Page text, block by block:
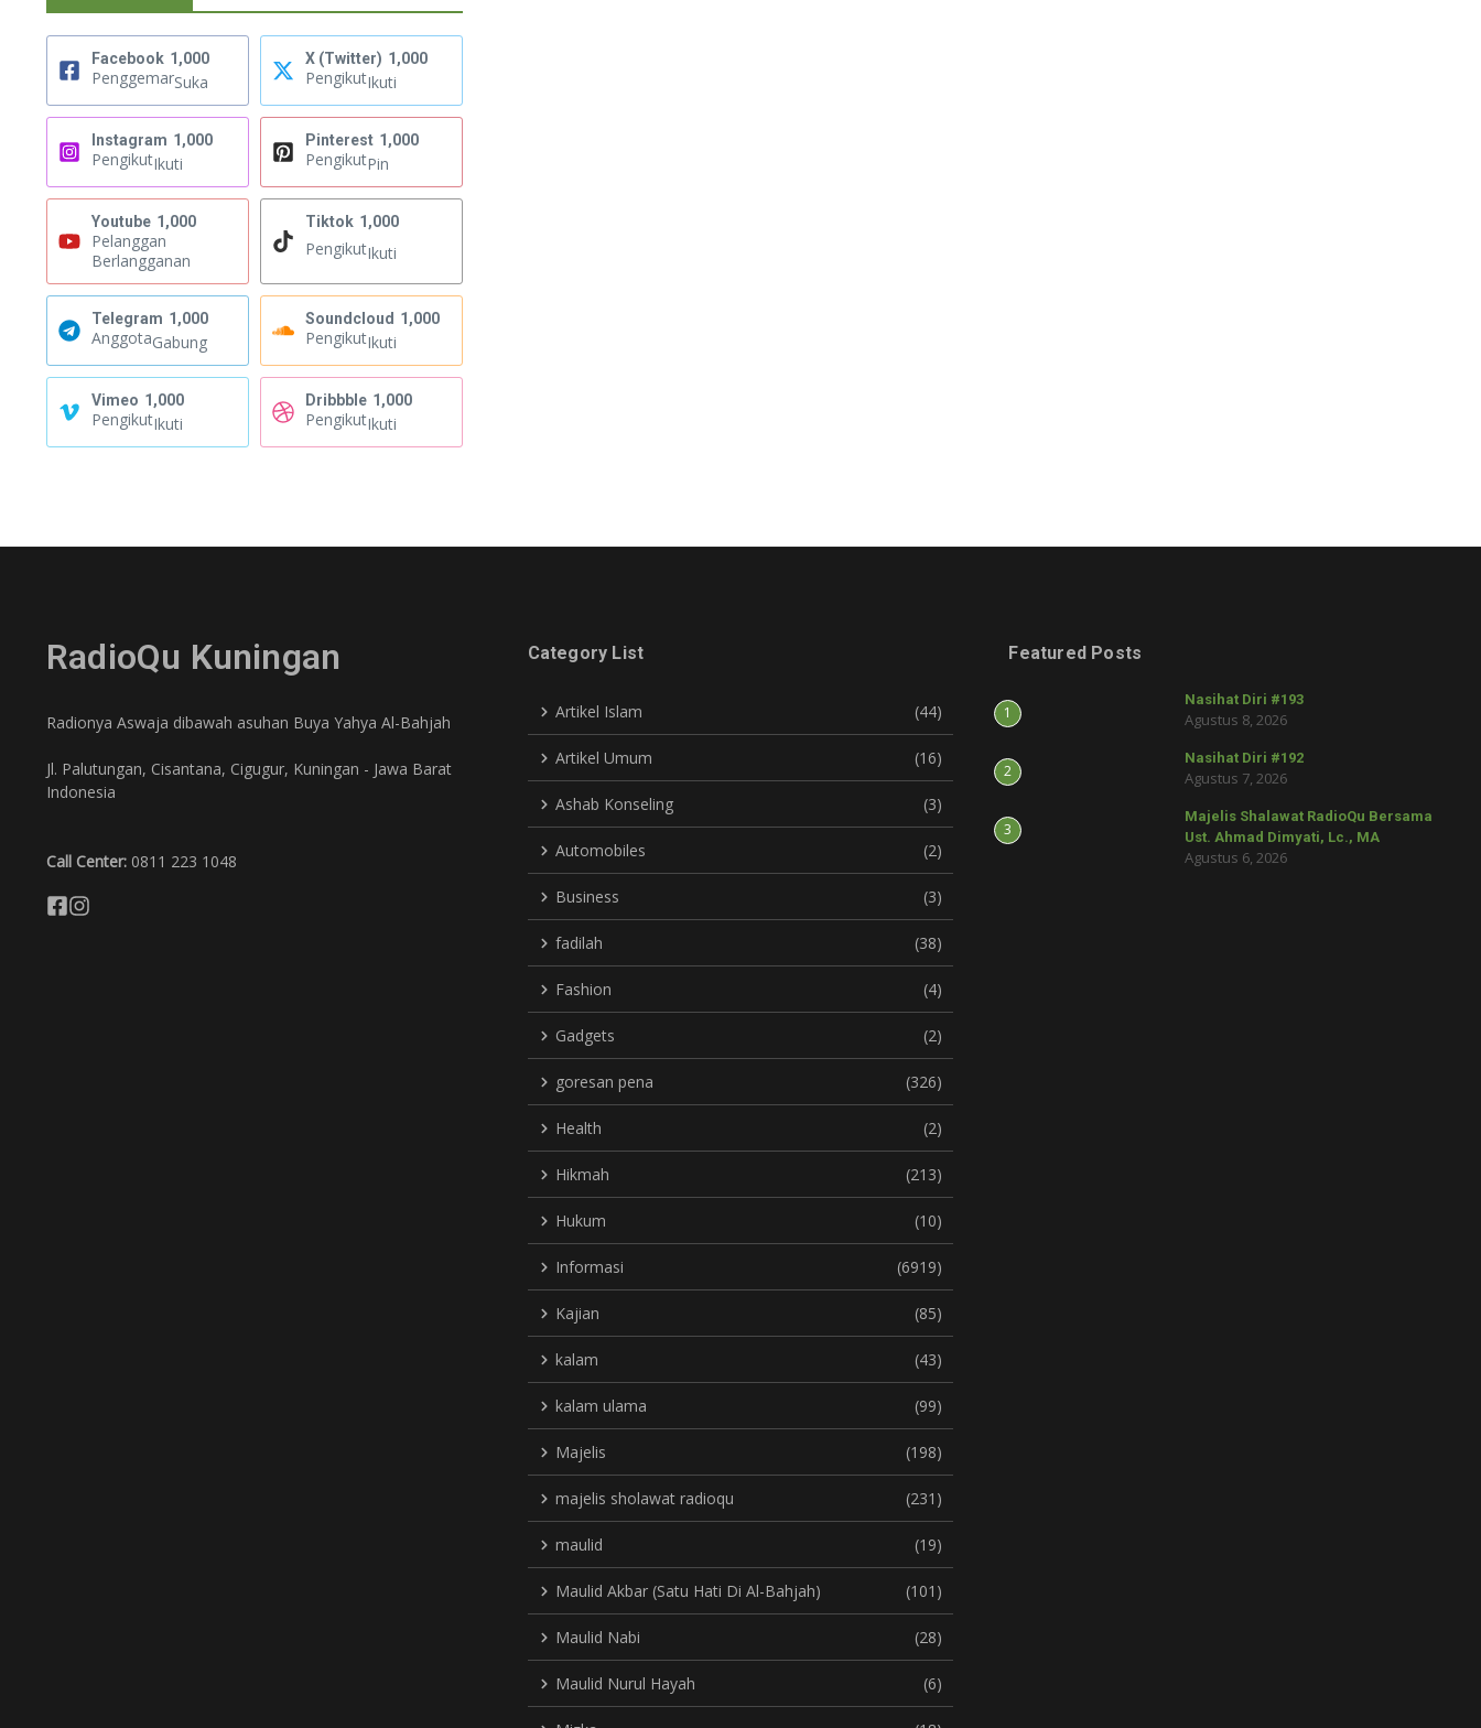
Facebook 1,000
PenggemarSuka
X (Twitter) 1,000
PengikutIkuti
Instagram 1,000
PengikutIkuti
Pinterest 1,000
PengikutPin
Youtube 1,000
Pelanggan
Berlangganan
Tiktok 1,000
PengikutIkuti
Telegram 1,000
AnggotaGabung
Soundcloud 1,000
PengikutIkuti
Vimeo 1,000
PengikutIkuti
Dribbble 1,000
PengikutIkuti
RadioQu Kuningan
Radionya Aswaja dibawah asuhan Buya Yahya Al-Bahjah
Jl. Palutungan, Cisantana, Cigugur, Kuningan - Jawa Barat
Indonesia
Call Center: 0811 223 1048
Category List
Artikel Islam (44)
Artikel Umum (16)
Ashab Konseling (3)
Automobiles (2)
Business (3)
fadilah (38)
Fashion (4)
Gadgets (2)
goresan pena (326)
Health (2)
Hikmah (213)
Hukum (10)
Informasi (6919)
Kajian (85)
kalam (43)
kalam ulama (99)
Majelis (198)
majelis sholawat radioqu (231)
maulid (19)
Maulid Akbar (Satu Hati Di Al-Bahjah) (101)
Maulid Nabi (28)
Maulid Nurul Hayah (6)
Featured Posts
1
Nasihat Diri #193
Agustus 8, 2026
2
Nasihat Diri #192
Agustus 7, 2026
3
Majelis Shalawat RadioQu Bersama
Ust. Ahmad Dimyati, Lc., MA
Agustus 6, 2026